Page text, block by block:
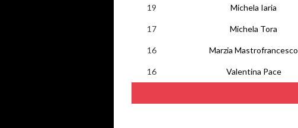
19 Michela Iaria
17 Michela Tora
16 Marzia Mastrofrancesco
16 Valentina Pace